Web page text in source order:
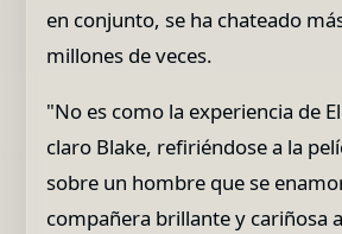
en conjunto, se ha chateado
millones de veces.
"No es como la experiencia de
claro Blake, refiriéndose a la
sobre un hombre que se
compañera brillante y cariñosa